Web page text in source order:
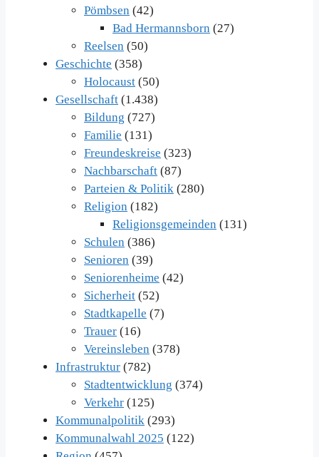
Pömbsen (42)
Bad Hermannsborn (27)
Reelsen (50)
Geschichte (358)
Holocaust (50)
Gesellschaft (1.438)
Bildung (727)
Familie (131)
Freundeskreise (323)
Nachbarschaft (87)
Parteien & Politik (280)
Religion (182)
Religionsgemeinden (131)
Schulen (386)
Senioren (39)
Seniorenheime (42)
Sicherheit (52)
Stadtkapelle (7)
Trauer (16)
Vereinsleben (378)
Infrastruktur (782)
Stadtentwicklung (374)
Verkehr (125)
Kommunalpolitik (293)
Kommunalwahl 2025 (122)